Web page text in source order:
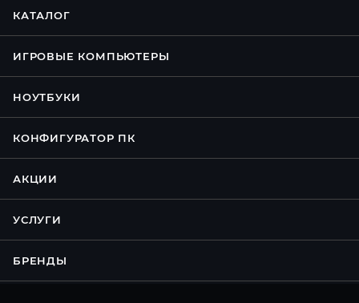
КАТАЛОГ
ИГРОВЫЕ КОМПЬЮТЕРЫ
НОУТБУКИ
КОНФИГУРАТОР ПК
АКЦИИ
УСЛУГИ
БРЕНДЫ